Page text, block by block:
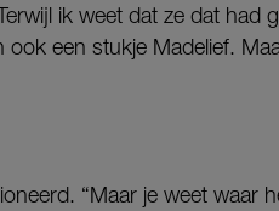
ik weet dat ze dat had
een stukje Madelief.
“Maar je weet waar